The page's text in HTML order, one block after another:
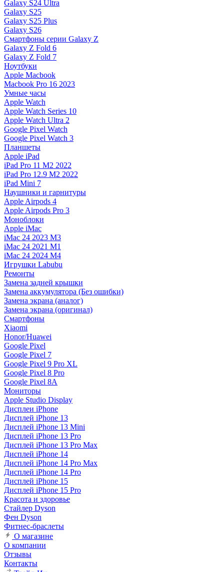
Galaxy S24 Ultra
Galaxy S25
Galaxy S25 Plus
Galaxy S26
Смартфоны серии Galaxy Z
Galaxy Z Fold 6
Galaxy Z Fold 7
Ноутбуки
Apple Macbook
Macbook Pro 16 2023
Умные часы
Apple Watch
Apple Watch Series 10
Apple Watch Ultra 2
Google Pixel Watch
Google Pixel Watch 3
Планшеты
Apple iPad
iPad Pro 11 M2 2022
iPad Pro 12.9 M2 2022
iPad Mini 7
Наушники и гарнитуры
Apple Airpods 4
Apple Airpods Pro 3
Моноблоки
Apple iMac
iMac 24 2023 M3
iMac 24 2021 M1
iMac 24 2024 M4
Игрушки Labubu
Ремонты
Замена задней крышки
Замена аккумулятора (Без ошибки)
Замена экрана (аналог)
Замена экрана (оригинал)
Смартфоны
Xiaomi
Honor/Huawei
Google Pixel
Google Pixel 7
Google Pixel 9 Pro XL
Google Pixel 8 Pro
Google Pixel 8A
Мониторы
Apple Studio Display
Дисплеи iPhone
Дисплей iPhone 13
Дисплей iPhone 13 Mini
Дисплей iPhone 13 Pro
Дисплей iPhone 13 Pro Max
Дисплей iPhone 14
Дисплей iPhone 14 Pro Max
Дисплей iPhone 14 Pro
Дисплей iPhone 15
Дисплей iPhone 15 Pro
Красота и здоровье
Стайлер Dyson
Фен Dyson
Фитнес-браслеты
О магазине
О компании
Отзывы
Контакты